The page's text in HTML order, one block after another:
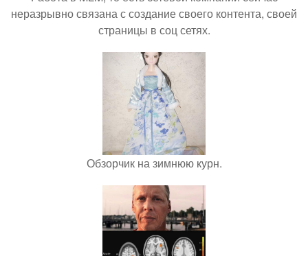
неразрывно связана с создание своего контента, своей
страницы в соц сетях.
Обзорчик на зимнюю курн.